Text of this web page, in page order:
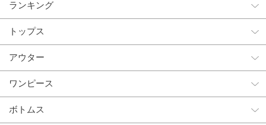
ランキング
トップス
アウター
ワンピース
ボトムス